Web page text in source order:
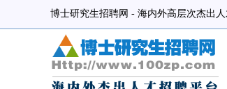
博士研究生招聘网 - 海内外高层次杰出人